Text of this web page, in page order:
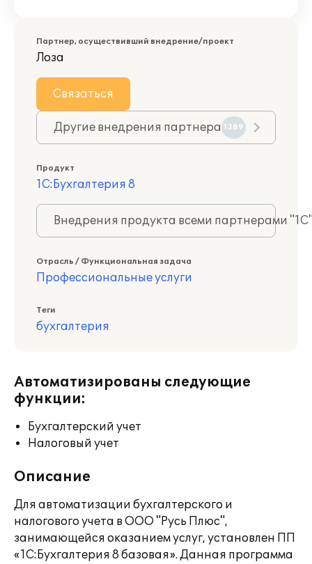
Партнер, осуществивший внедрение/проект
Лоза
Связаться
Другие внедрения партнера 1389
Продукт
1С:Бухгалтерия 8
Внедрения продукта всеми партнерами
Отрасль / Функциональная задача
Профессиональные услуги
Теги
бухгалтерия
Автоматизированы следующие
функции:
Бухгалтерский учет
Налоговый учет
Описание
Для автоматизации бухгалтерского и
налогового учета в ООО "Русь Плюс",
занимающейся оказанием услуг, установлен ПП
«1С:Бухгалтерия 8 базовая». Данная программа